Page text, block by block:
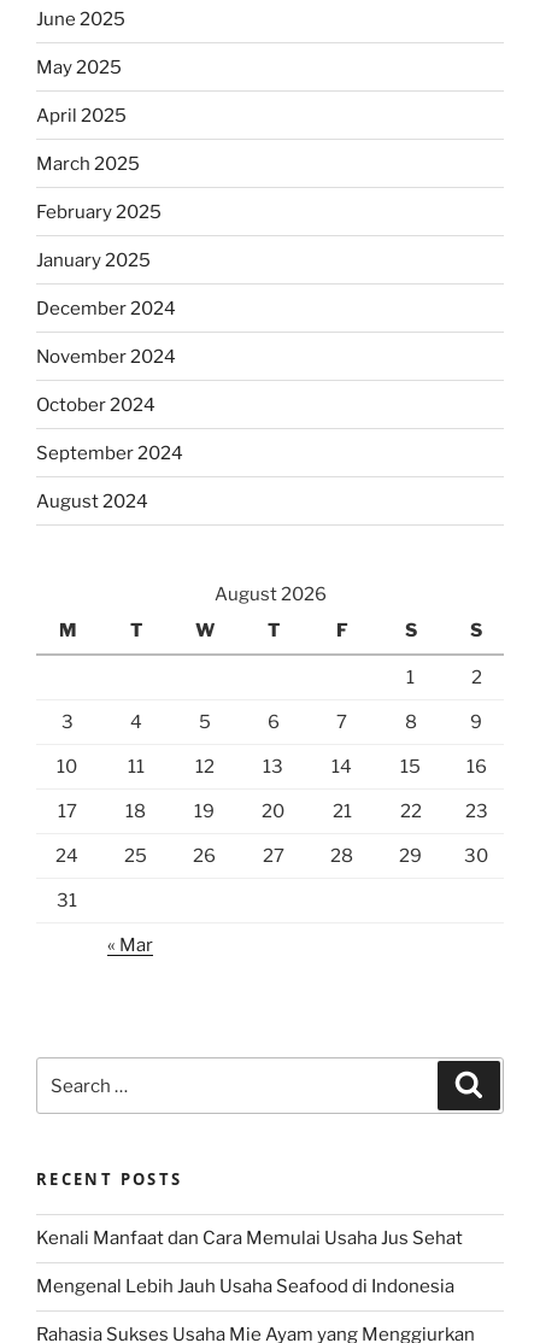
June 2025
May 2025
April 2025
March 2025
February 2025
January 2025
December 2024
November 2024
October 2024
September 2024
August 2024
August 2026
M
T W T F S S
1 2
3 4 5 6 7 8 9
10 11 12 13 14 15 16
17 18 19 20 21 22 23
24 25 26 27 28 29 30
31
« Mar
for:
RECENT POSTS
Kenali Manfaat dan Cara Memulai Usaha Jus Sehat
Mengenal Lebih Jauh Usaha Seafood di Indonesia
Rahasia Sukses Usaha Mie Ayam yang Menggiurkan